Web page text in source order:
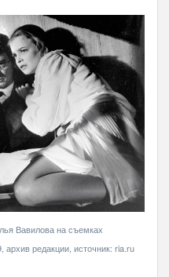
Вавилова на съемках
редакции, источник: ria.ru